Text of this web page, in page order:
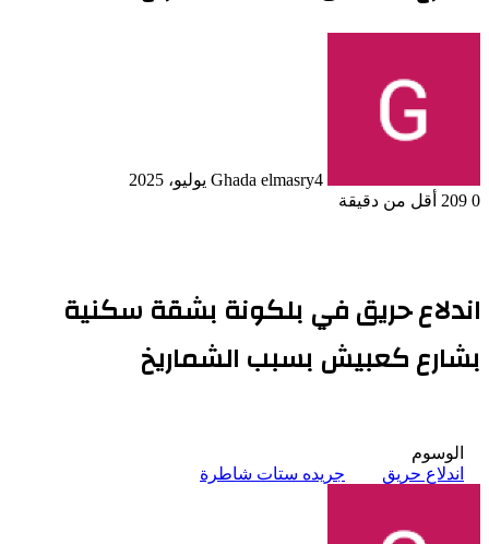
Ghada elmasry4 يوليو، 2025
0
أقل من دقيقة
اندلاع حريق في بلكونة بشقة سكنية
بشارع كعبيش بسبب الشماريخ
الوسوم
اندلاع حريق
جريده ستات شاطرة